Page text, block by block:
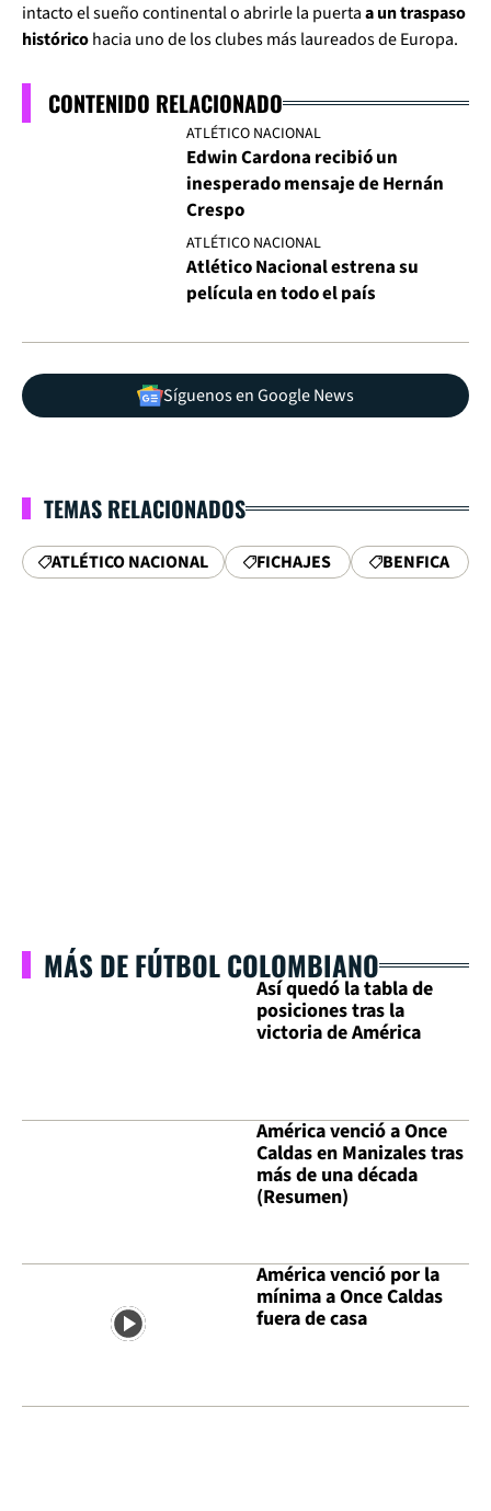
intacto el sueño continental o abrirle la puertaa un traspaso
históricohacia uno de los clubes más laureados de Europa.
CONTENIDO RELACIONADO
ATLÉTICO NACIONAL
Edwin Cardona recibió un
inesperado mensaje de Hernán
Crespo
ATLÉTICO NACIONAL
Atlético Nacional estrena su
película en todo el país
Síguenos en Google News
TEMAS RELACIONADOS
ATLÉTICO NACIONAL FICHAJES BENFICA
MÁS DE FÚTBOL COLOMBIANO
Así quedó la tabla de
posiciones tras la
victoria de América
América venció a Once
Caldas en Manizales tras
más de una década
(Resumen)
América venció por la
mínima a Once Caldas
fuera de casa